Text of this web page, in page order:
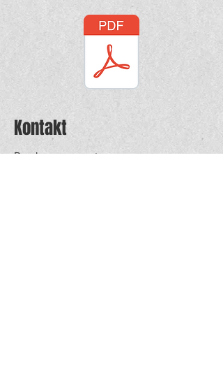
Kontakt
Bandmanagement: